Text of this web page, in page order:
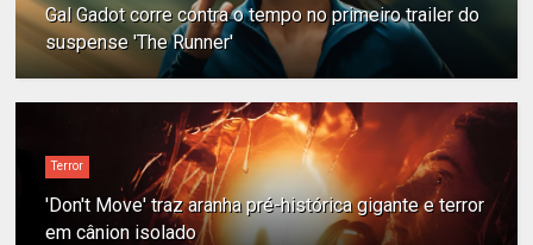
Gal Gadot corre contra o tempo no primeiro trailer do
suspense 'The Runner'
Terror
'Don't Move' traz aranha pré-histórica gigante e terror
em cânion isolado